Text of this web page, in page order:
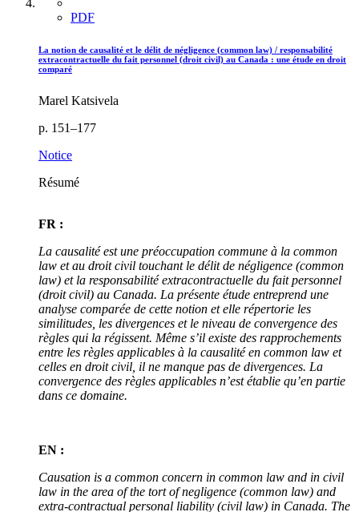
PDF
La notion de causalité et le délit de négligence (common law) / responsabilité
extracontractuelle du fait personnel (droit civil) au Canada : une étude en droit
comparé
Marel Katsivela
p. 151–177
Notice
Résumé
FR :
La causalité est une préoccupation commune à la common
law et au droit civil touchant le délit de négligence (common
law) et la responsabilité extracontractuelle du fait personnel
(droit civil) au Canada. La présente étude entreprend une
analyse comparée de cette notion et elle répertorie les
similitudes, les divergences et le niveau de convergence des
règles qui la régissent. Même s’il existe des rapprochements
entre les règles applicables à la causalité en common law et
celles en droit civil, il ne manque pas de divergences. La
convergence des règles applicables n’est établie qu’en partie
dans ce domaine.
EN :
Causation is a common concern in common law and in civil
law in the area of the tort of negligence (common law) and
extra-contractual personal liability (civil law) in Canada. The